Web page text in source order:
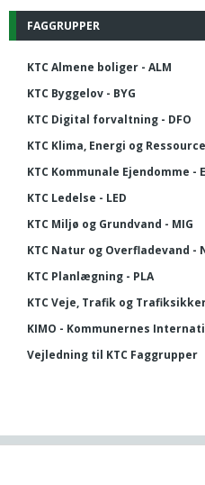
FAGGRUPPER
KTC Almene boliger - ALM
KTC Byggelov - BYG
KTC Digital forvaltning - DFO
KTC Klima, Energi og
KTC Kommunale Ejendomme -
KTC Ledelse - LED
KTC Miljø og Grundvand - MIG
KTC Natur og Overfladevand -
KTC Planlægning - PLA
KTC Veje, Trafik og
KIMO - Kommunernes
Vejledning til KTC Faggrupper